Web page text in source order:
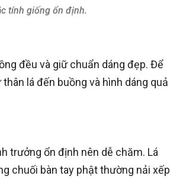
tính giống ổn định.
đều và giữ chuẩn dáng đẹp. Để
lá đến buồng và hình dáng quả
trưởng ổn định nên dễ chăm. Lá
chuối bàn tay phật thường nải xếp